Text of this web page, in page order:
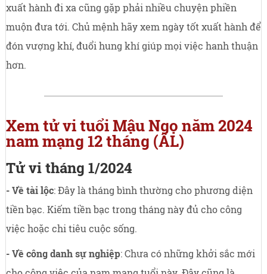
xuất hành đi xa cũng gặp phải nhiều chuyện phiền
muộn đưa tới. Chủ mệnh hãy xem ngày tốt xuất hành để
đón vượng khí, đuổi hung khí giúp mọi việc hanh thuận
hơn.
Xem tử vi tuổi Mậu Ngọ năm 2024
nam mạng 12 tháng (ÂL)
Tử vi tháng 1/2024
- Về tài lộc: Đây là tháng bình thường cho phương diện
tiền bạc. Kiếm tiền bạc trong tháng này đủ cho công
việc hoặc chi tiêu cuộc sống.
- Về công danh sự nghiệp: Chưa có những khởi sắc mới